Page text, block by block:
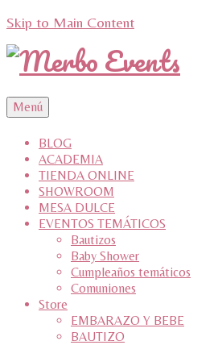
Skip to Main Content
Menú
BLOG
ACADEMIA
TIENDA ONLINE
SHOWROOM
MESA DULCE
EVENTOS TEMÁTICOS
Bautizos
Baby Shower
Cumpleaños temáticos
Comuniones
Store
EMBARAZO Y BEBE
BAUTIZO